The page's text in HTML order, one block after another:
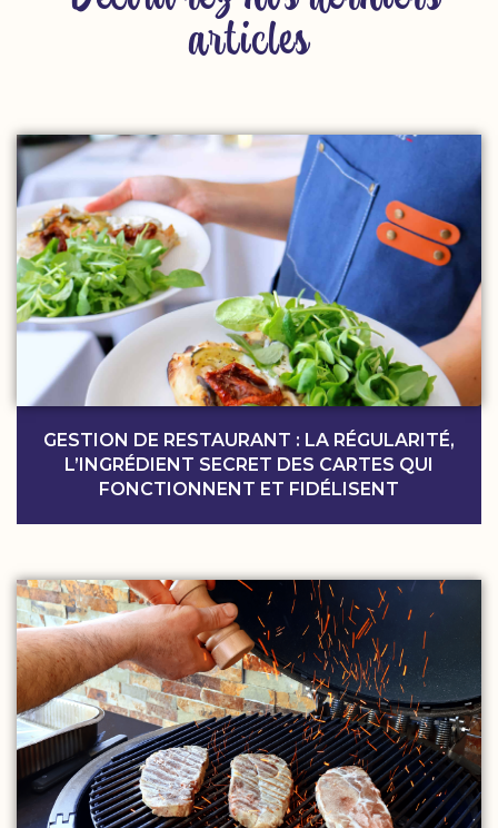
articles
GESTION DE RESTAURANT : LA RÉGULARITÉ,
L’INGRÉDIENT SECRET DES CARTES QUI
FONCTIONNENT ET FIDÉLISENT